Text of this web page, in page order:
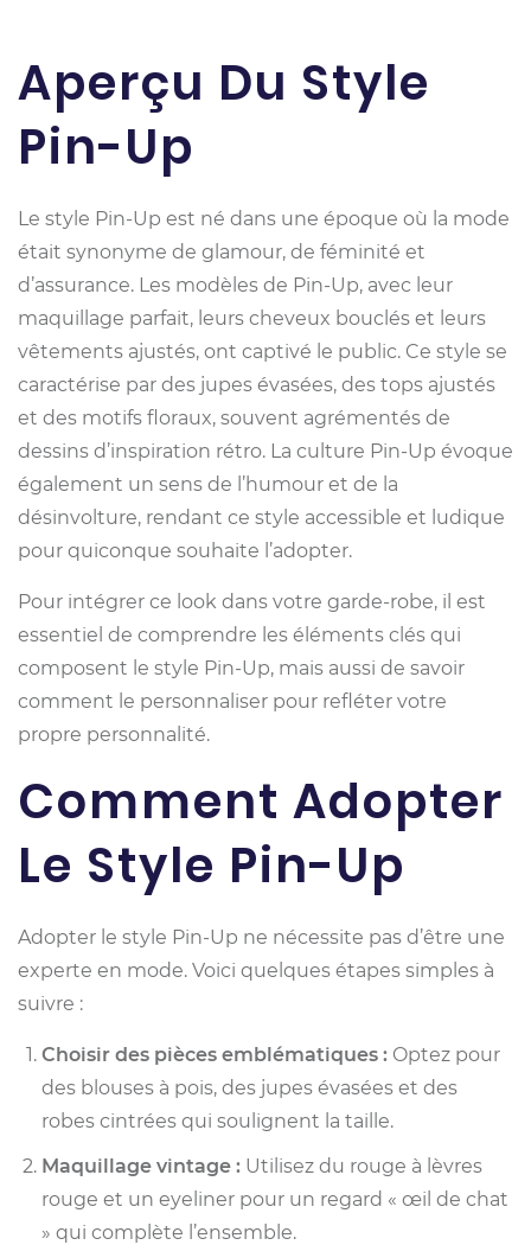
Aperçu Du Style
Pin-Up
Le style Pin-Up est né dans une époque où la mode
était synonyme de glamour, de féminité et
d’assurance. Les modèles de Pin-Up, avec leur
maquillage parfait, leurs cheveux bouclés et leurs
vêtements ajustés, ont captivé le public. Ce style se
caractérise par des jupes évasées, des tops ajustés
et des motifs floraux, souvent agrémentés de
dessins d’inspiration rétro. La culture Pin-Up évoque
également un sens de l’humour et de la
désinvolture, rendant ce style accessible et ludique
pour quiconque souhaite l’adopter.
Pour intégrer ce look dans votre garde-robe, il est
essentiel de comprendre les éléments clés qui
composent le style Pin-Up, mais aussi de savoir
comment le personnaliser pour refléter votre
propre personnalité.
Comment Adopter
Le Style Pin-Up
Adopter le style Pin-Up ne nécessite pas d’être une
experte en mode. Voici quelques étapes simples à
suivre :
Choisir des pièces emblématiques : Optez pour
des blouses à pois, des jupes évasées et des
robes cintrées qui soulignent la taille.
Maquillage vintage : Utilisez du rouge à lèvres
rouge et un eyeliner pour un regard « œil de chat
» qui complète l’ensemble.